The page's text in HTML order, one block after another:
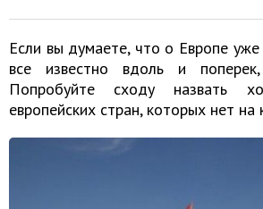
Если вы думаете, что о Европе уже
все известно вдоль и
Попробуйте сходу назвать
европейских стран, которых нет на